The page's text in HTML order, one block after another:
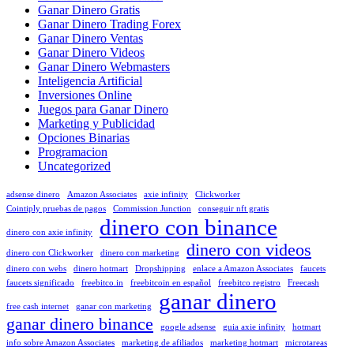
Ganar Dinero Gratis
Ganar Dinero Trading Forex
Ganar Dinero Ventas
Ganar Dinero Videos
Ganar Dinero Webmasters
Inteligencia Artificial
Inversiones Online
Juegos para Ganar Dinero
Marketing y Publicidad
Opciones Binarias
Programacion
Uncategorized
adsense dinero Amazon Associates axie infinity
Clickworker
Cointiply pruebas de pagos
Commission Junction conseguir nft gratis
dinero con axie infinity dinero con binance
dinero con Clickworker dinero con marketing dinero con videos
dinero con webs dinero hotmart Dropshipping enlace a Amazon Associates
faucets
faucets significado
freebitco.in freebitcoin en español freebitco registro Freecash
free cash internet ganar con marketing ganar dinero
ganar dinero binance google adsense guia axie infinity
hotmart
info sobre Amazon Associates
marketing de afiliados marketing hotmart
microtareas